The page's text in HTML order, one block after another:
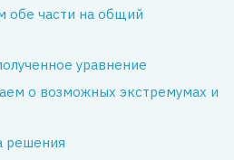
обе части на общий
уравнение
о возможных экстремумах и
решения